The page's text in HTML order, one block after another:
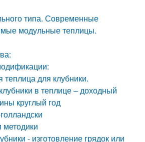
типа. Современные
модульные теплицы.
для клубники.
в теплице – доходный
круглый год
методики
- изготовление грядок или